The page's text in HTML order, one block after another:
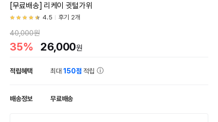
[무료배송] 리케이 귓털가위
4.5 후기 2개
40,000원
35% 26,000원
적립혜택 최대150점 적립
배송정보 무료배송